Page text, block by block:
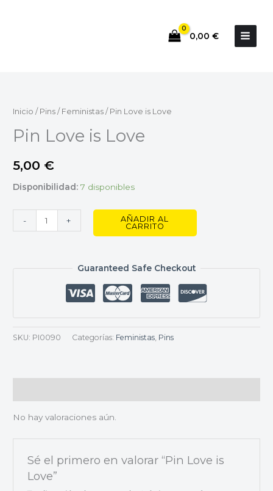
0,00 €
Inicio / Pins / Feministas / Pin Love is Love
Pin Love is Love
5,00 €
Disponibilidad: 7 disponibles
-
is
cantidad
+
AÑADIR AL
CARRITO
Guaranteed Safe Checkout
SKU: PI0090 Categorías: Feministas, Pins
No hay valoraciones aún.
Sé el primero en valorar “Pin Love is
Love”